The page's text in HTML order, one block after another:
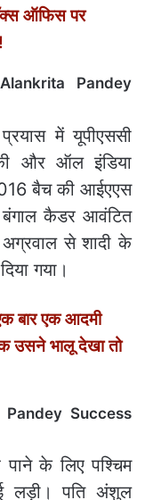
ऑफिस पर
Pandey
में यूपीएससी
और ऑल इंडिया
बैच की आईएएस
कैडर आवंटित
से शादी के
गया।
बार एक आदमी
उसने भालू देखा तो
Pandey Success
के लिए पश्चिम
लड़ी। पति अंशुल